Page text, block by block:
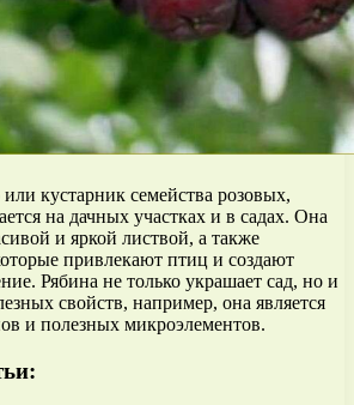
кустарник семейства розовых,
на дачных участках и в садах. Она
и яркой листвой, а также
привлекают птиц и создают
Рябина не только украшает сад, но и
свойств, например, она является
и полезных микроэлементов.